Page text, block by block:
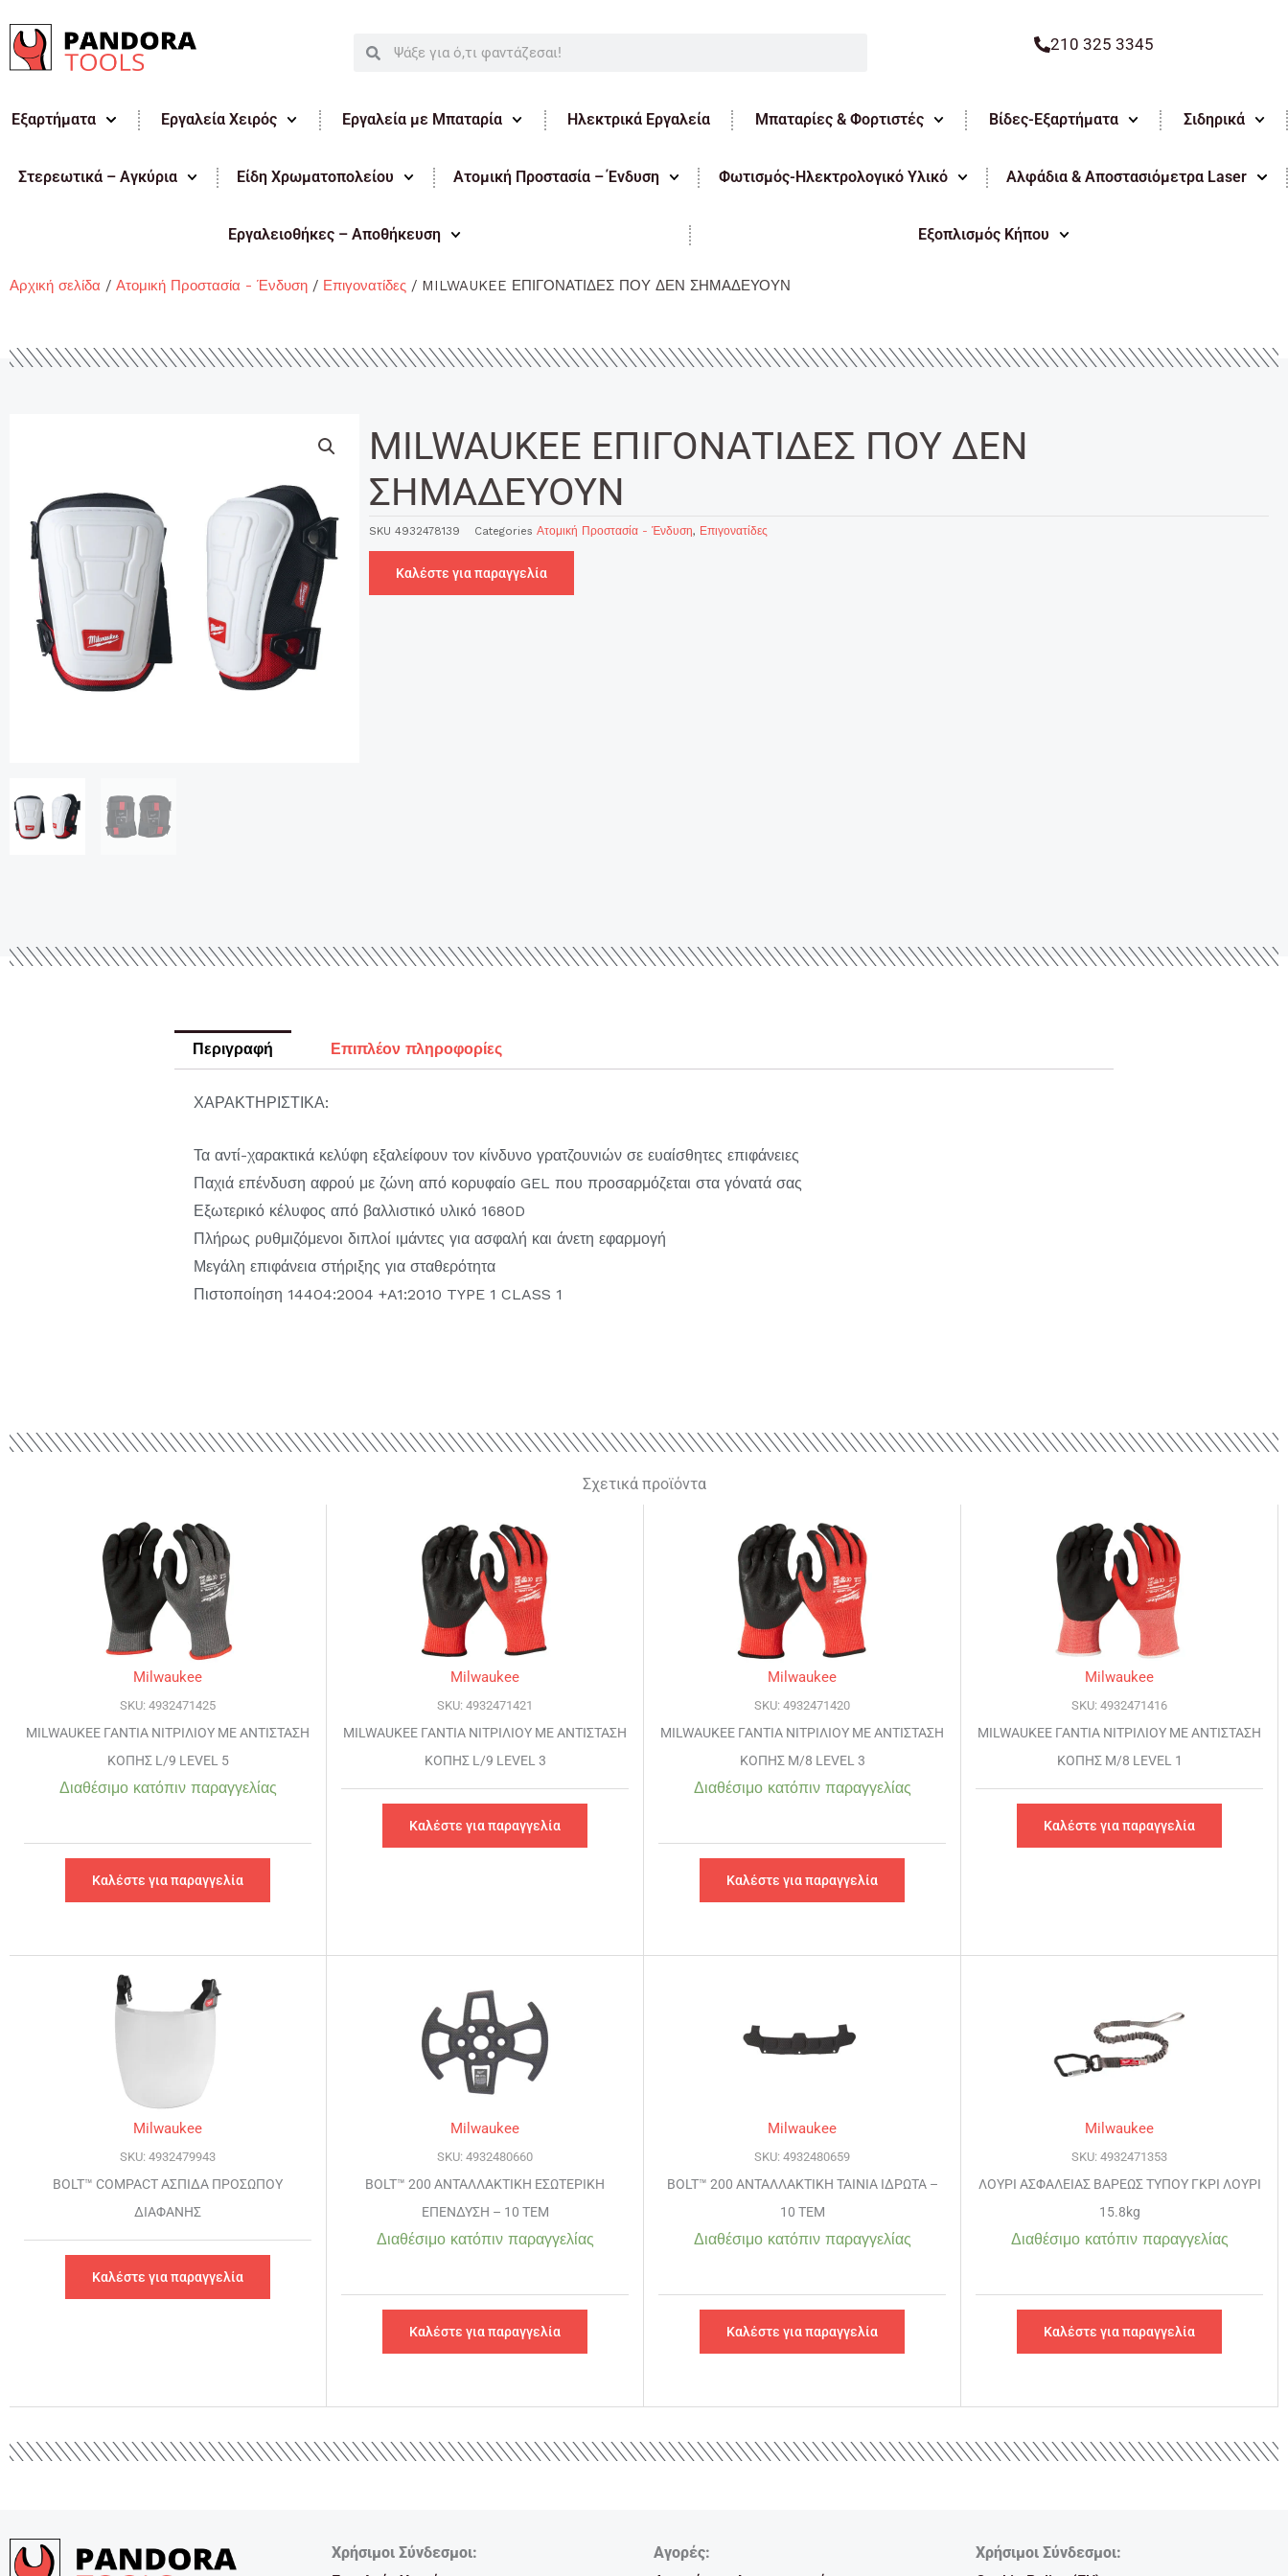
στο
περιεχόμενο
SearchSearch 210 325 3345
Εξαρτήματα Εργαλεία Χειρός Εργαλεία με Μπαταρία Ηλεκτρικά Εργαλεία Μπαταρίες & Φορτιστές Βίδες-Εξαρτήματα Σιδηρικά
Στερεωτικά – Αγκύρια Είδη Χρωματοπολείου Ατομική Προστασία – Ένδυση Φωτισμός-Ηλεκτρολογικό Υλικό Αλφάδια & Αποστασιόμετρα Laser
Εργαλειοθήκες – Αποθήκευση Εξοπλισμός Κήπου
Αρχική σελίδα / Ατομική Προστασία - Ένδυση / Επιγονατίδες / MILWAUKEE ΕΠΙΓΟΝΑΤΙΔΕΣ ΠΟΥ ΔΕΝ ΣΗΜΑΔΕΥΟΥΝ
MILWAUKEE ΕΠΙΓΟΝΑΤΙΔΕΣ ΠΟΥ ΔΕΝ
ΣΗΜΑΔΕΥΟΥΝ
SKU 4932478139 Categories Ατομική Προστασία - Ένδυση, Επιγονατίδες
Καλέστε για παραγγελία
Περιγραφή Επιπλέον πληροφορίες
ΧΑΡΑΚΤΗΡΙΣΤΙΚΑ:
Τα αντί-χαρακτικά κελύφη εξαλείφουν τον κίνδυνο γρατζουνιών σε ευαίσθητες επιφάνειες
Παχιά επένδυση αφρού με ζώνη από κορυφαίο GEL που προσαρμόζεται στα γόνατά σας
Εξωτερικό κέλυφος από βαλλιστικό υλικό 1680D
Πλήρως ρυθμιζόμενοι διπλοί ιμάντες για ασφαλή και άνετη εφαρμογή
Μεγάλη επιφάνεια στήριξης για σταθερότητα
Πιστοποίηση 14404:2004 +A1:2010 TYPE 1 CLASS 1
Σχετικά προϊόντα
Milwaukee
SKU: 4932471425
MILWAUKEE ΓΑΝΤΙΑ ΝΙΤΡΙΛΙΟΥ ΜΕ ΑΝΤΙΣΤΑΣΗ
ΚΟΠΗΣ L/9 LEVEL 5
Διαθέσιμο κατόπιν παραγγελίας
Καλέστε για παραγγελία
Milwaukee
SKU: 4932471421
MILWAUKEE ΓΑΝΤΙΑ ΝΙΤΡΙΛΙΟΥ ΜΕ ΑΝΤΙΣΤΑΣΗ
ΚΟΠΗΣ L/9 LEVEL 3
Καλέστε για παραγγελία
Milwaukee
SKU: 4932471420
MILWAUKEE ΓΑΝΤΙΑ ΝΙΤΡΙΛΙΟΥ ΜΕ ΑΝΤΙΣΤΑΣΗ
ΚΟΠΗΣ M/8 LEVEL 3
Διαθέσιμο κατόπιν παραγγελίας
Καλέστε για παραγγελία
Milwaukee
SKU: 4932471416
MILWAUKEE ΓΑΝΤΙΑ ΝΙΤΡΙΛΙΟΥ ΜΕ ΑΝΤΙΣΤΑΣΗ
ΚΟΠΗΣ M/8 LEVEL 1
Καλέστε για παραγγελία
Milwaukee
SKU: 4932479943
BOLT™ COMPACT ΑΣΠΙΔΑ ΠΡΟΣΩΠΟΥ
ΔΙΑΦΑΝΗΣ
Καλέστε για παραγγελία
Milwaukee
SKU: 4932480660
BOLT™ 200 ΑΝΤΑΛΛΑΚΤΙΚΗ ΕΣΩΤΕΡΙΚΗ
ΕΠΕΝΔΥΣΗ – 10 ΤΕΜ
Διαθέσιμο κατόπιν παραγγελίας
Καλέστε για παραγγελία
Milwaukee
SKU: 4932480659
BOLT™ 200 ΑΝΤΑΛΛΑΚΤΙΚΗ ΤΑΙΝΙΑ ΙΔΡΩΤΑ –
10 ΤΕΜ
Διαθέσιμο κατόπιν παραγγελίας
Καλέστε για παραγγελία
Milwaukee
SKU: 4932471353
ΛΟΥΡΙ ΑΣΦΑΛΕΙΑΣ ΒΑΡΕΩΣ ΤΥΠΟΥ ΓΚΡΙ ΛΟΥΡΙ
15.8kg
Διαθέσιμο κατόπιν παραγγελίας
Καλέστε για παραγγελία
Χρήσιμοι Σύνδεσμοι:
Αγορές:
Χρήσιμοι Σύνδεσμοι: